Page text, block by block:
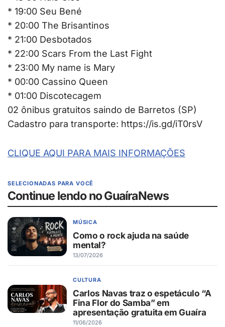
* 19:00 Seu Bené
* 20:00 The Brisantinos
* 21:00 Desbotados
* 22:00 Scars From the Last Fight
* 23:00 My name is Mary
* 00:00 Cassino Queen
* 01:00 Discotecagem
02 ônibus gratuitos saindo de Barretos (SP)
Cadastro para transporte: https://is.gd/iT0rsV
CLIQUE AQUI PARA MAIS INFORMAÇÕES
SELECIONADAS PARA VOCÊ
Continue lendo no GuaíraNews
MÚSICA
Como o rock ajuda na saúde
mental?
13/07/2026
CULTURA
Carlos Navas traz o espetáculo “A
Fina Flor do Samba” em
apresentação gratuita em Guaíra
11/06/2026